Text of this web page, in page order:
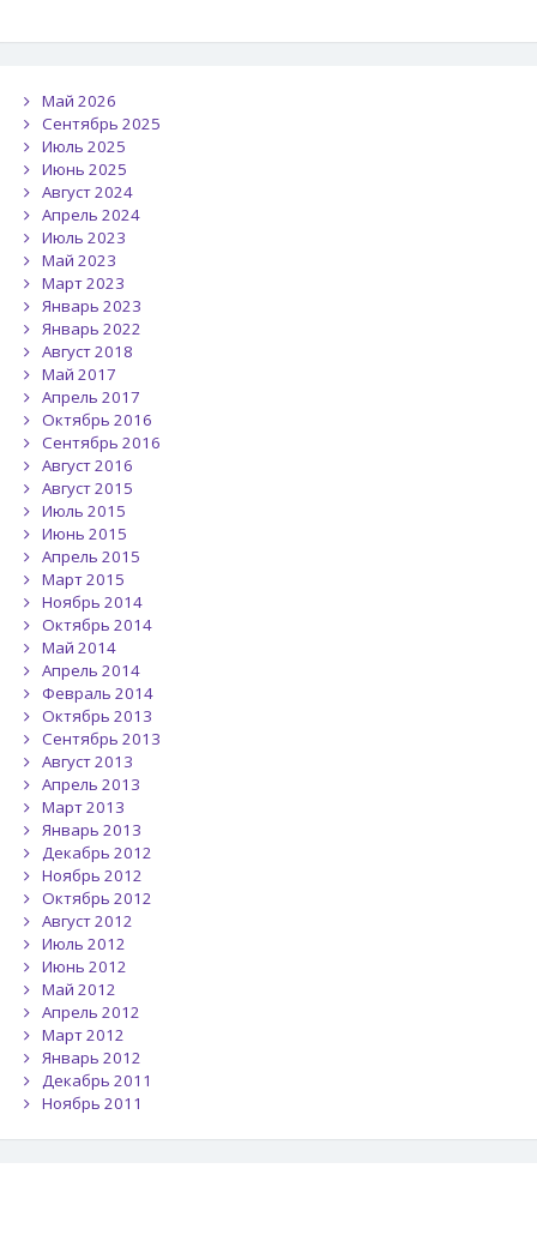
Май 2026
Сентябрь 2025
Июль 2025
Июнь 2025
Август 2024
Апрель 2024
Июль 2023
Май 2023
Март 2023
Январь 2023
Январь 2022
Август 2018
Май 2017
Апрель 2017
Октябрь 2016
Сентябрь 2016
Август 2016
Август 2015
Июль 2015
Июнь 2015
Апрель 2015
Март 2015
Ноябрь 2014
Октябрь 2014
Май 2014
Апрель 2014
Февраль 2014
Октябрь 2013
Сентябрь 2013
Август 2013
Апрель 2013
Март 2013
Январь 2013
Декабрь 2012
Ноябрь 2012
Октябрь 2012
Август 2012
Июль 2012
Июнь 2012
Май 2012
Апрель 2012
Март 2012
Январь 2012
Декабрь 2011
Ноябрь 2011